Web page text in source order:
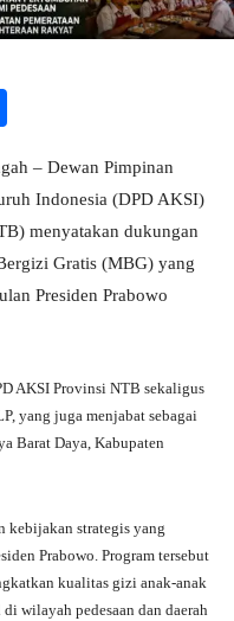
re– Dewan Pimpinan
Indonesia (DPD AKSI)
menyatakan dukungan
Gratis (MBG) yang
Presiden Prabowo
AKSI Provinsi NTB sekaligus
yang juga menjabat sebagai
Barat Daya, Kabupaten
kebijakan strategis yang
Prabowo. Program tersebut
kualitas gizi anak-anak
wilayah pedesaan dan daerah